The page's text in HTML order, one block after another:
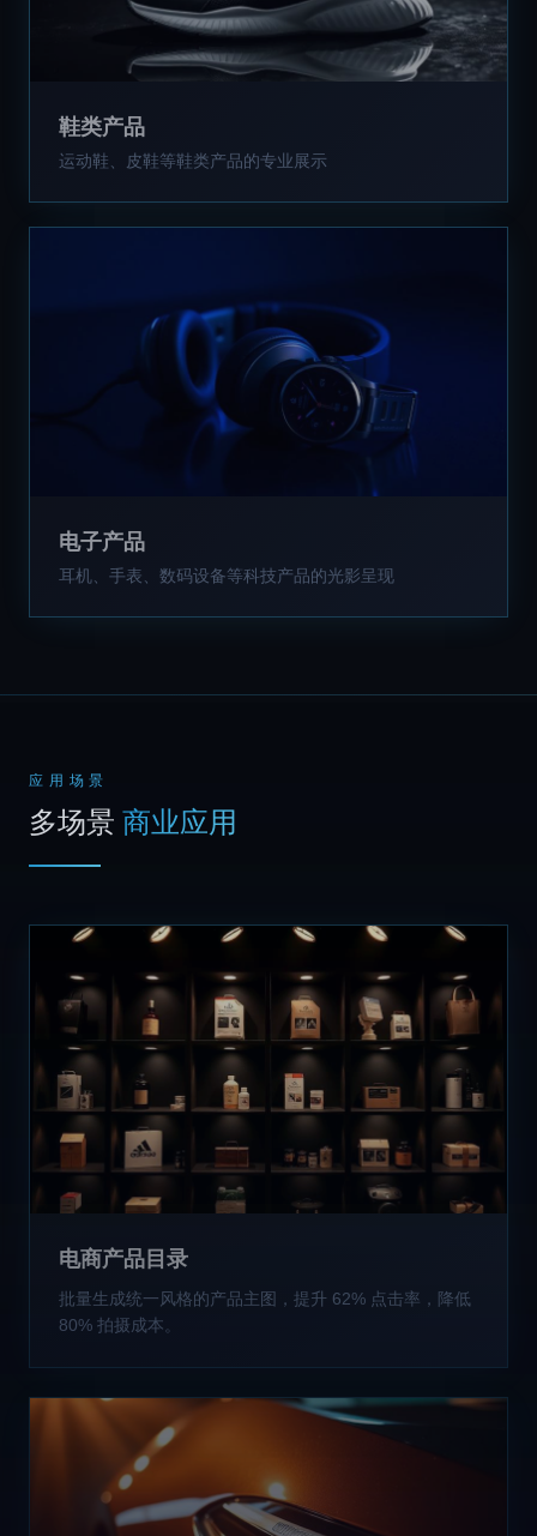
鞋类产品
运动鞋、皮鞋等鞋类产品的专业展示
电子产品
耳机、手表、数码设备等科技产品的光影呈现
应用场景
多场景 商业应用
电商产品目录
批量生成统一风格的产品主图，提升 62% 点击率，降低
80% 拍摄成本。